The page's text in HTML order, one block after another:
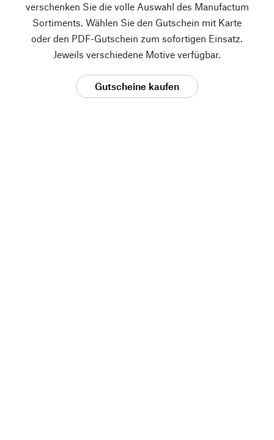
verschenken Sie die volle Auswahl des Manufactum
Sortiments. Wählen Sie den Gutschein mit Karte
oder den PDF-Gutschein zum sofortigen Einsatz.
Jeweils verschiedene Motive verfügbar.
Gutscheine kaufen